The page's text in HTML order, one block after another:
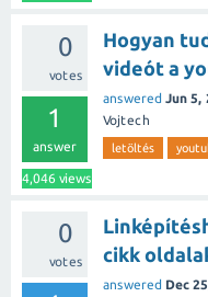
0
votes
1
answer
4,046 views
Hogyan
videót a
answered Jun 5,
Vojtech
letöltés
0
votes
cikk
answered Dec